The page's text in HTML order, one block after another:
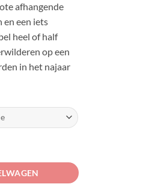
afhangende
en een iets
heel of half
op een
in het najaar